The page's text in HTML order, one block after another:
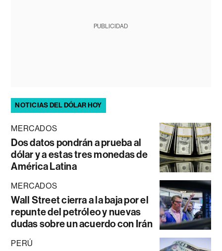
PUBLICIDAD
NOTICIAS DEL DÓLAR HOY
MERCADOS
Dos datos pondrán a prueba al
dólar y a estas tres monedas de
América Latina
MERCADOS
Wall Street cierra a la baja por el
repunte del petróleo y nuevas
dudas sobre un acuerdo con Irán
PERÚ